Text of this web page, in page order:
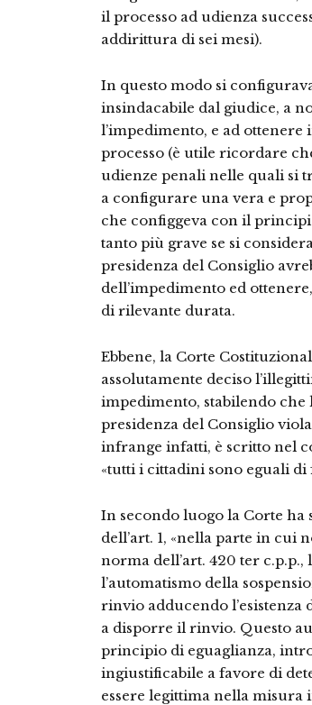
il processo ad udienza
addirittura di sei mesi).
In questo modo si
insindacabile dal giudice, a
l’impedimento, e ad
processo (è utile ricordare
udienze penali nelle quali si
a configurare una vera e
che configgeva con il
tanto più grave se si
presidenza del Consiglio
dell’impedimento ed
di rilevante durata.
Ebbene, la Corte
assolutamente deciso
impedimento, stabilendo che
presidenza del Consiglio
infrange infatti, è scritto nel
«tutti i cittadini sono eguali di
In secondo luogo la Corte
dell’art. 1, «nella parte in cui
norma dell’art. 420 ter c.p.p.,
l’automatismo della
rinvio adducendo
a disporre il rinvio. Questo
principio di eguaglianza,
ingiustificabile a favore di
essere legittima nella